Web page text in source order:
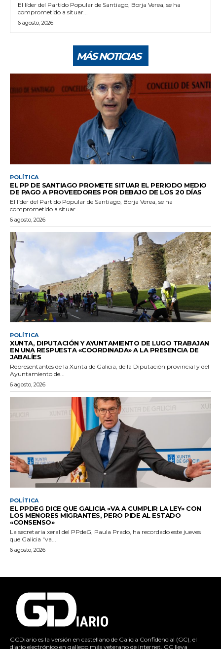
El líder del Partido Popular de Santiago, Borja Verea, se ha
comprometido a situar...
6 agosto, 2026
MÁS NOTICIAS
POLÍTICA
EL PP DE SANTIAGO PROMETE SITUAR EL PERIODO MEDIO
DE PAGO A PROVEEDORES POR DEBAJO DE LOS 20 DÍAS
El líder del Partido Popular de Santiago, Borja Verea, se ha
comprometido a situar...
6 agosto, 2026
POLÍTICA
XUNTA, DIPUTACIÓN Y AYUNTAMIENTO DE LUGO TRABAJAN
EN UNA RESPUESTA «COORDINADA» A LA PRESENCIA DE
JABALÍES
Representantes de la Xunta de Galicia, de la Diputación provincial y del
Ayuntamiento de...
6 agosto, 2026
POLÍTICA
EL PPDEG DICE QUE GALICIA «VA A CUMPLIR LA LEY» CON
LOS MENORES MIGRANTES, PERO PIDE AL ESTADO
«CONSENSO»
La secretaria xeral del PPdeG, Paula Prado, ha recordado este jueves
que Galicia "va...
6 agosto, 2026
GCDiario es la versión en castellano de Galicia Confidencial (GC), el
diario electrónico en gallego más veterano de internet. GC lleva